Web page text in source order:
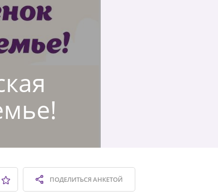
ПОДЕЛИТЬСЯАНКЕТОЙ